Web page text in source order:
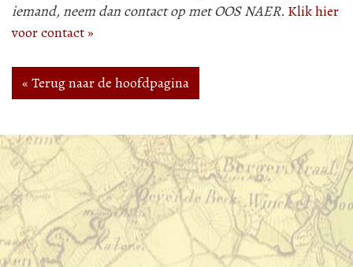
iemand, neem dan contact op met OOS NAER. Klik hier
voor contact »
« Terug naar de hoofdpagina